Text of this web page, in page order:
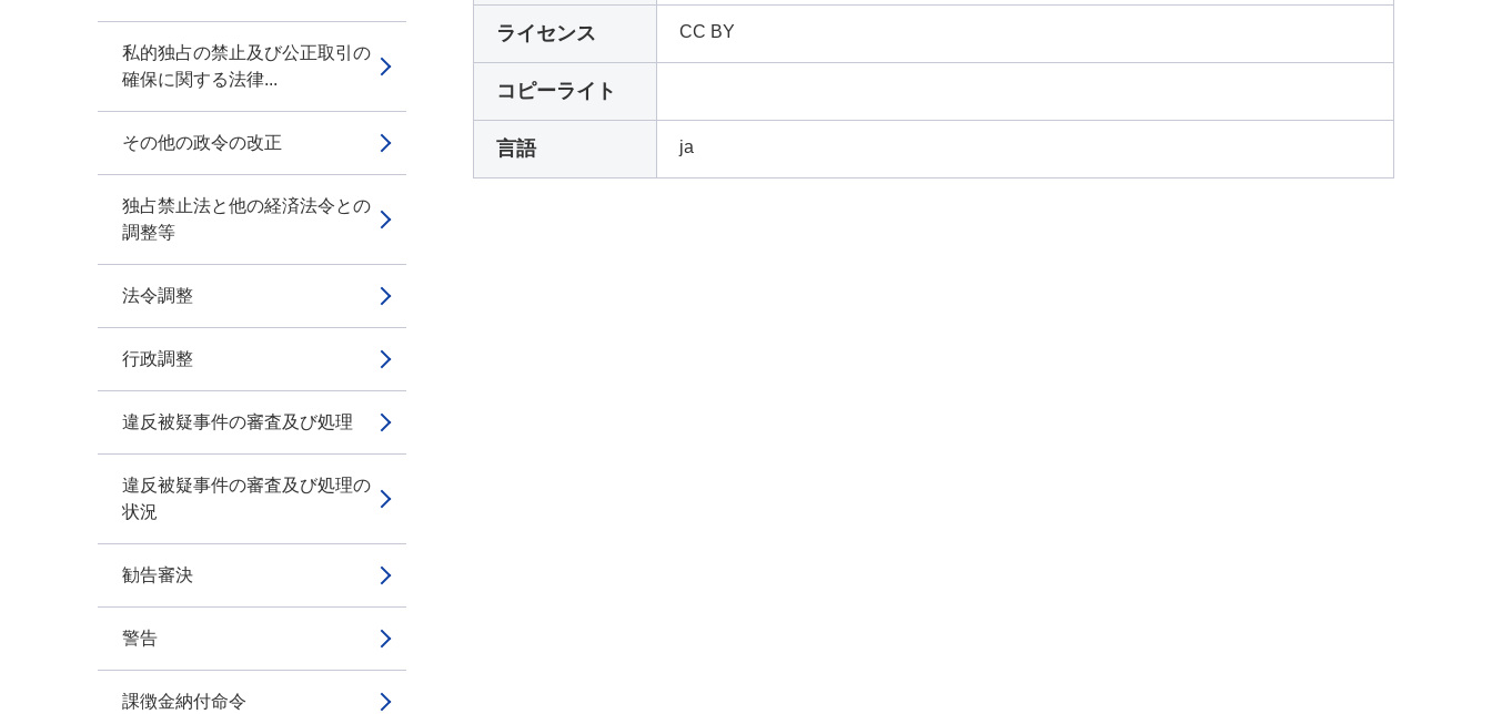
私的独占の禁止及び公正取引の
確保に関する法律...
その他の政令の改正
独占禁止法と他の経済法令との
調整等
法令調整
行政調整
違反被疑事件の審査及び処理
違反被疑事件の審査及び処理の
状況
勧告審決
警告
課徴金納付命令
ライセンス CC BY
コピーライト
言語 ja